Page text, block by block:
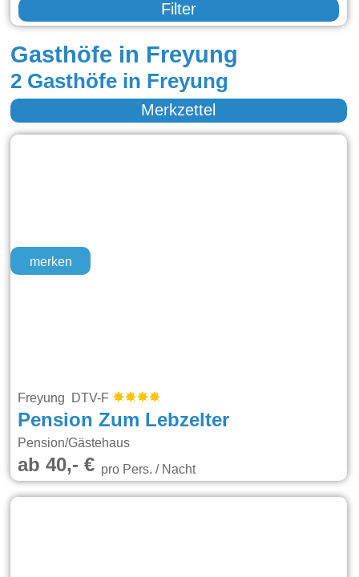
Filter
Gasthöfe in Freyung
2 Gasthöfe in Freyung
Merkzettel
merken
Freyung DTV-F
Pension Zum Lebzelter
Pension/Gästehaus
ab 40,- €pro Pers. / Nacht